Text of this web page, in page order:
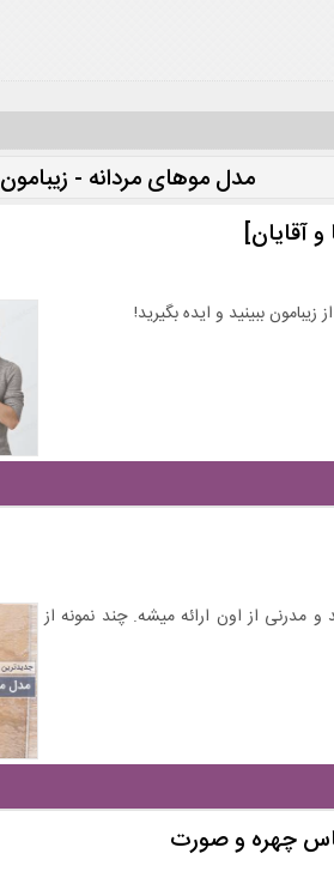
مدل موهای مردانه - زیبامون
آقایان]
از اون ارائه میشه. چند نمونه از
چهره و صورت